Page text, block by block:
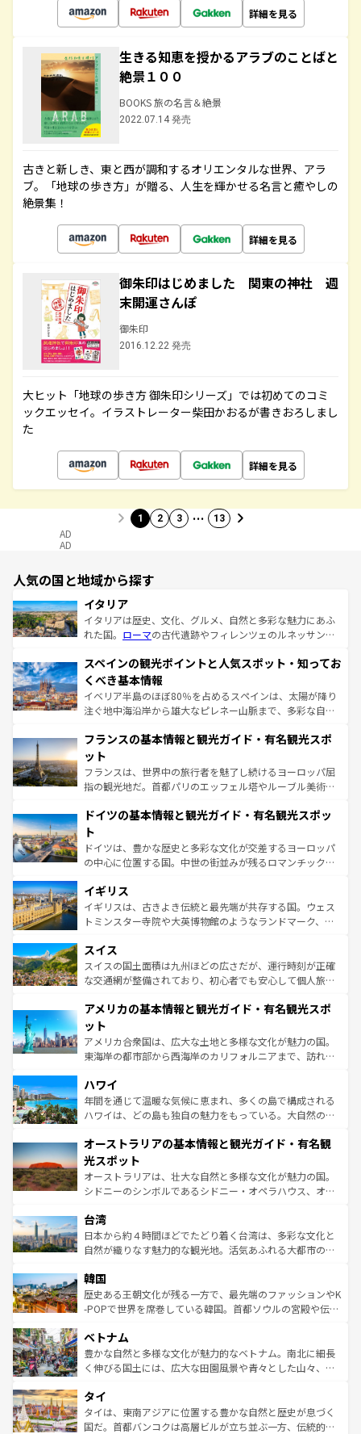
詳細を見る
生きる知恵を授かるアラブのことばと
絶景１００
BOOKS 旅の名言＆絶景
2022.07.14 発売
古きと新しき、東と西が調和するオリエンタルな世界、アラ
ブ。「地球の歩き方」が贈る、人生を輝かせる名言と癒やしの
絶景集！
詳細を見る
御朱印はじめました 関東の神社 週
末開運さんぽ
御朱印
2016.12.22 発売
大ヒット「地球の歩き方 御朱印シリーズ」では初めてのコミ
ックエッセイ。イラストレーター柴田かおるが書きおろしまし
た
詳細を見る
1 2 3 … 13
AD
AD
人気の国と地域から探す
イタリア
イタリアは歴史、文化、グルメ、自然と多彩な魅力にあふ
れた国。 ローマの古代遺跡やフィレンツェのルネッサンス
ろん、トスカーナの美しい田園風景やアマルフィ海岸の絶
景など、自然景観も見逃せない。観光の合間には、本場の
ピザやパスタなど、絶品のイタリア料理を堪能することも
できる。朝目覚めてから夜眠るまで、すべての瞬間を楽し
なお、新着のイタリア情報はコンテンツ一覧を参照してほ
しい。
スペインの観光ポイントと人気スポット・知ってお
くべき基本情報
イベリア半島のほぼ80％を占めるスペインは、太陽が降り
注ぐ地中海沿岸から雄大なピレネー山脈まで、多彩な自然
文化が根付くこの国では、情熱的なフラメンコ、熱気あふ
れる闘牛、そして美味しいタパスが生活の一部となってい
る。首都マドリードの洗練された雰囲気や、バルセロナの
アートに溢れた街角から、地方では古代ローマ遺跡や中世
せる。地方によって風土や気候が異なるスペインはその個
ンテンツ一覧 を参照してほしい。
フランスの基本情報と観光ガイド・有名観光スポ
ット
フランスは、世界中の旅行者を魅了し続けるヨーロッパ屈
指の観光地だ。首都パリのエッフェル塔やルーブル美術館
で、幅広い魅力が詰まっている。華麗な宮殿、歴史的な大
聖堂、美しいビーチ、そして豊かな自然が、訪れる者を心
から魅了する。また、フランスは美食の国としても知ら
れ、フランス料理はユネスコ無形文化遺産にも登録されて
香り高いラベンダー畑など、多彩な楽しみ方が可能だ。さ
らに、パリ以外の地域にも魅力が溢れており、どの街角に
も豊かな歴史と文化が息づいている。パリ以外の個性あふ
を参照してほしい。
ドイツの基本情報と観光ガイド・有名観光スポッ
ト
ドイツは、豊かな歴史と多彩な文化が交差するヨーロッパ
の中心に位置する国。中世の街並みが残るロマンチック街
顔を持つこの国は、どこを歩いても飽きることがない。ベ
ルリンの文化的活気、バイエルン州のアルプスの絶景、そ
してライン川沿いのワイン畑といった風景は必見。ビール
は、お酒好きな人にはぜひ体験してほしい。 なお、新着の
ドイツ情報はコンテンツ一覧を参照してほしい。
イギリス
イギリスは、古きよき伝統と最先端が共存する国。ウェス
トミンスター寺院や大英博物館のようなランドマーク、歴
リアごとに異なる魅力がある。また、優雅なアフタヌーン
ティー、ビール好きにはたまらない英国パブ、サッカー観
戦など、本場だからこそできる体験も豊富。イギリスを旅
ンツ一覧を参照してほしい。
スイス
スイスの国土面積は九州ほどの広さだが、運行時刻が正確
な交通網が整備されており、初心者でも安心して個人旅行
の建物がそのまま残る町や、スイスならではのユニークな
博物館もあり、アルプス観光だけでなく町歩きも満喫する
ことができる。国民の所得が高いため物価も高いが、旅行
者向けの交通パス提供のサービスもあり、うまく活用すれ
着のスイス情報は
アメリカの基本情報と観光ガイド・有名観光スポ
ット
アメリカ合衆国は、広大な土地と多様な文化が魅力の国。
東海岸の都市部から西海岸のカリフォルニアまで、訪れる
のような巨大都市は、観光、ショッピング、エンターテイ
ンメントが詰まった刺激的なスポットだ。一方、アメリカ
西部には大自然が広がり、グランドキャニオンやイエロー
部のニューオーリンズでは、音楽と美食が融合した独特の
文化が魅力。旅行者はアメリカの各地域で異なる魅力を楽
しみながら、その多様性と豊かな歴史を感じることができ
るだろう。車でのロードトリップや列車の旅も、アメリカ
情報は
ハワイ
年間を通じて温暖な気候に恵まれ、多くの島で構成される
ハワイは、どの島も独自の魅力をもっている。大自然の神
ワイ島は見逃せない。また、定番の観光地といえばオアフ
島だが、静かな自然を求めるならマウイ島やカウアイ島が
おすすめ。エメラルドグリーンに輝く海をはじめ、豊かな
文化や歴史が息づいている。「アロハスピリット」と呼ば
人々、おいしいローカルフードやハワイアンミュージッ
ク、伝統的なフラダンスなど、すべてがハワイの魅力を彩
っている。訪れるたびに新しい発見と感動が待っているハ
はコンテンツ一覧
オーストラリアの基本情報と観光ガイド・有名観
光スポット
オーストラリアは、壮大な自然と多様な文化が魅力の国。
シドニーのシンボルであるシドニー・オペラハウス、オー
リアリーフや大陸中央部にそびえるウルル（エアーズロッ
ク）、タスマニアの美しい原生林やケアンズの熱帯雨林な
ど、見どころがたくさん。また、カフェやワイン、オージ
いる。アクティビティも充実しており、サーフィンやダイ
ビング、ハイキングなど、アウトドア好きにはたまらな
い。オーストラリアの多彩な魅力を存分に味わいつくそ
参照してほしい。
台湾
日本から約４時間ほどでたどり着く台湾は、多彩な文化と
自然が織りなす魅力的な観光地。活気あふれる大都市の台
ン）、静ひつな山岳地帯である台湾東部など、都市の喧騒
と山間の静けさが共存しており、訪れる人に新しい発見と
驚きをもたらしてくれる。また、奥深い台湾の食文化も魅
容にもいいと評判のスイーツなど、バラエティ豊かな料理
が味わえる。 なお、新着の台湾情報は コンテンツ一覧を参
照してほしい。
韓国
歴史ある王朝文化が残る一方で、最先端のファッションやK
-POPで世界を席巻している韓国。首都ソウルの宮殿や伝統
き、地方に足を延ばせば四季折々の自然美を楽しむことが
できる。そして、キムチや焼肉、絶品のストリートフード
まで、さまざまな韓国料理が待っている。夜には、韓国な
リティに包まれながら、韓国の多彩な魅力を心ゆくまで味
わってみてほしい。 なお、新着の韓国情報はコンテンツ一
覧を参照してほしい。
ベトナム
豊かな自然と多様な文化が魅力的なベトナム。南北に細長
く伸びる国土には、広大な田園風景や青々とした山々、世
急速な発展と共に伝統が息づく。ハノイの古い町並みやホ
ーチミン市のフランス統治時代の建物も、独特の雰囲気を
醸し出している。また、バラエティの豊かさとおいしさで
タイ
タイは、東南アジアに位置する豊かな自然と歴史が息づく
国だ。首都バンコクは高層ビルが立ち並ぶ一方、伝統的な